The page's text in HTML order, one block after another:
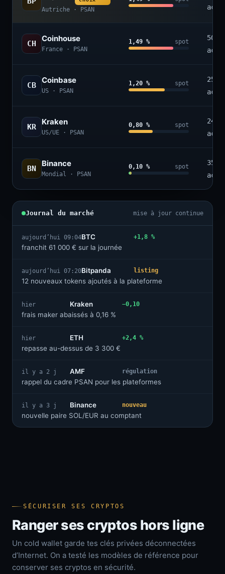
Autriche · PSAN
CH
Coinhouse
France · PSAN
1,49 % spot
50+
CB
Coinbase
US · PSAN
1,20 % spot
250+
KR
Kraken
US/UE · PSAN
0,80 % spot
240+
BN
Binance
Mondial · PSAN
0,10 % spot
350+
Journal du marché mise à jour continue
aujourd’hui 09:04BTC
franchit 61 000 € sur la journée
+1,8 %
aujourd’hui 07:20Bitpanda
12 nouveaux tokens ajoutés à la plateforme
listing
hier
Kraken
frais maker abaissés à 0,16 %
−0,10
hier
ETH
repasse au-dessus de 3 300 €
+2,4 %
il y a 2 j
AMF
rappel du cadre PSAN pour les plateformes
régulation
il y a 3 j
Binance
nouvelle paire SOL/EUR au comptant
nouveau
SÉCURISER SES CRYPTOS
Ranger ses cryptos hors ligne
Un cold wallet garde tes clés privées déconnectées
d’Internet. On a testé les modèles de référence pour
conserver ses cryptos en sécurité.